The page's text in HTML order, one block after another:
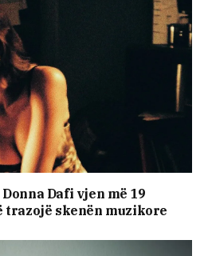
Dafi vjen më 19
skenën muzikore